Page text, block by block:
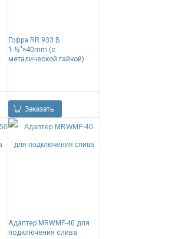
Гофра RR 933 B
1.½"×40mm (с
металической гайкой)
Заказать
Адаптер MRWMF-40 для
подключения слива